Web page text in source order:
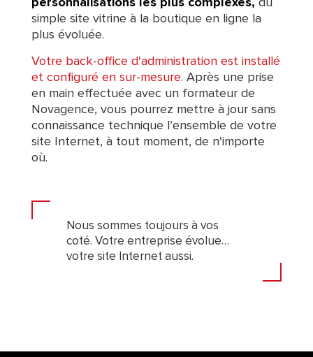
simple site vitrine à la boutique en ligne la
plus évoluée.
Votre back-office d'administration est installé
et configuré en sur-mesure. Après une prise
en main effectuée avec un formateur de
Novagence, vous pourrez mettre à jour sans
connaissance technique l’ensemble de votre
site Internet, à tout moment, de n'importe
où.
Nous sommes toujours à vos
coté. Votre entreprise évolue…
votre site Internet aussi.